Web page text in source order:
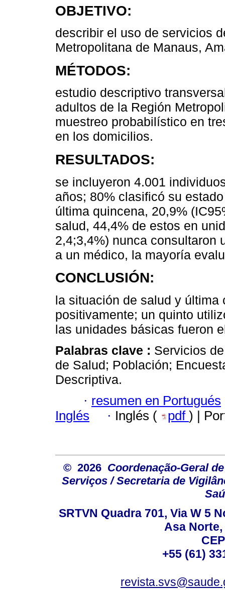
OBJETIVO:
describir el uso de servicios
Metropolitana de Manaus,
MÉTODOS:
estudio descriptivo
adultos de la Región
muestreo probabilístico en
en los domicilios.
RESULTADOS:
se incluyeron 4.001
años; 80% clasificó su
última quincena, 20,9%
salud, 44,4% de estos en
2,4;3,4%) nunca consultaron
a un médico, la mayoría
CONCLUSIÓN:
la situación de salud y última
positivamente; un quinto
las unidades básicas fueron
Palabras clave : Servicios
de Salud; Población;
Descriptiva.
· resumen en Portugués
Inglés
· Inglés ( pdf ) |
© 2026 Coordenação-Geral
Serviços / Secretaria de
SRTVN Quadra 701, Via W 5
Asa
+55 (61)